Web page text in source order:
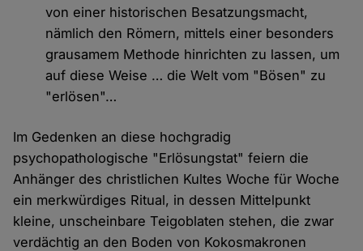
von einer historischen Besatzungsmacht,
nämlich den Römern, mittels einer besonders
grausamem Methode hinrichten zu lassen, um
auf diese Weise … die Welt vom "Bösen" zu
"erlösen"…
Im Gedenken an diese hochgradig
psychopathologische "Erlösungstat" feiern die
Anhänger des christlichen Kultes Woche für Woche
ein merkwürdiges Ritual, in dessen Mittelpunkt
kleine, unscheinbare Teigoblaten stehen, die zwar
verdächtig an den Boden von Kokosmakronen